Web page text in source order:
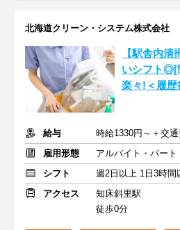
北海道クリーン・システム株式会社
【駅舎内
いシフト◎[
楽々!＜履歴
給与
時給1330円～＋交通
雇用形態
アルバイト・パート
シフト
週2日以上 1日3時間
アクセス
知床斜里駅
徒歩0分